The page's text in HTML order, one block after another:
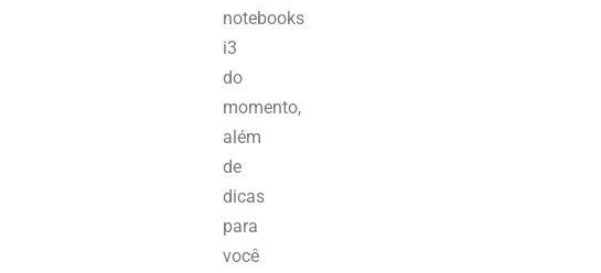
notebooks
i3
do
momento,
além
de
dicas
para
você